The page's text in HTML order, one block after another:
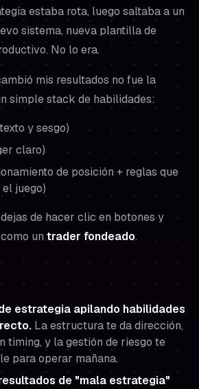
estaba rota, luego saltaba a un
sistema, nueva plantilla de
No lo era.
mis resultados no fue la
simple stack de habilidades:
y sesgo)
claro)
de posición + reglas que
juego)
de hacer clic en botones y
untrader fondeado.
estrategia apilando habilidades
La estructura te da dirección,
timing, y la gestión de riesgo te
para operar mañana.
de "mala estrategia"